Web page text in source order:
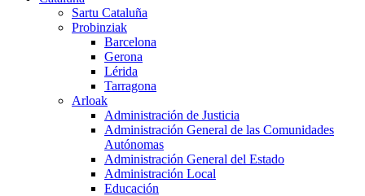
Sartu Cataluña
Probinziak
Barcelona
Gerona
Lérida
Tarragona
Arloak
Administración de Justicia
Administración General de las Comunidades
Autónomas
Administración General del Estado
Administración Local
Educación